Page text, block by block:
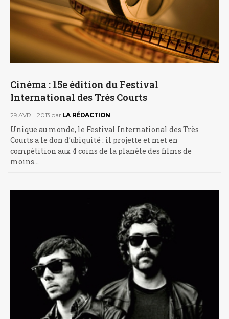
Cinéma : 15e édition du Festival
International des Très Courts
29 AVRIL 2013 par LA RÉDACTION
Unique au monde, le Festival International des Très
Courts a le don d’ubiquité : il projette et met en
compétition aux 4 coins de la planète des films de
moins…